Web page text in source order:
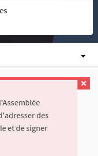
des
et de signer